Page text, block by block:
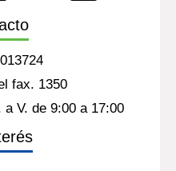
fax. 1350
V. de 9:00 a 17:00